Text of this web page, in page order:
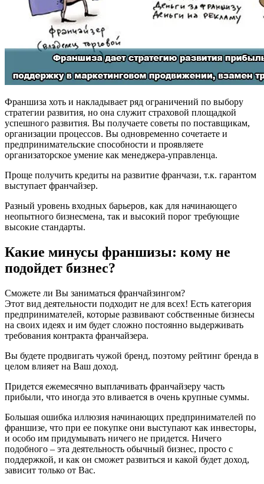
Франшиза хоть и накладывает ряд ограничений по выбору
стратегии развития, но она служит страховой площадкой
успешного развития. Вы получаете советы по поставщикам,
организации процессов. Вы одновременно сочетаете и
предпринимательские способности и проявляете
организаторское умение как менеджера-управленца.
Проще получить кредиты на развитие франчази, т.к. гарантом
выступает франчайзер.
Разный уровень входных барьеров, как для начинающего
неопытного бизнесмена, так и высокий порог требующие
высокие стандарты.
Какие минусы франшизы: кому не
подойдет бизнес?
Сможете ли Вы заниматься франчайзингом?
Этот вид деятельности подходит не для всех! Есть категория
предпринимателей, которые развивают собственные бизнесы
на своих идеях и им будет сложно постоянно выдерживать
требования контракта франчайзера.
Вы будете продвигать чужой бренд, поэтому рейтинг бренда в
целом влияет на Ваш доход.
Придется ежемесячно выплачивать франчайзеру часть
прибыли, что иногда это вливается в очень крупные суммы.
Большая ошибка иллюзия начинающих предпринимателей по
франшизе, что при ее покупке они выступают как инвесторы,
и особо им придумывать ничего не придется. Ничего
подобного – эта деятельность обычный бизнес, просто с
поддержкой, и как он сможет развиться и какой будет доход,
зависит только от Вас.